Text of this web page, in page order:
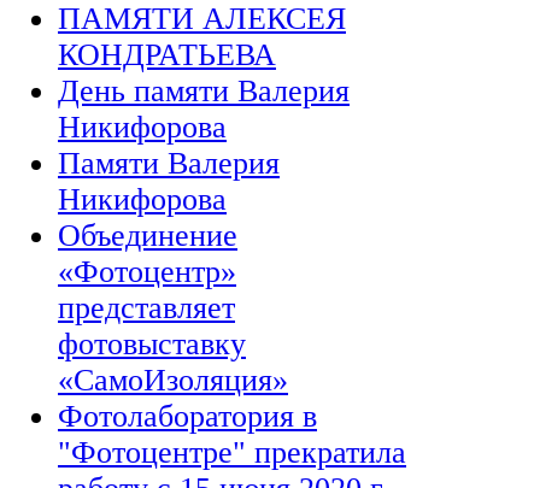
ПАМЯТИ АЛЕКСЕЯ
КОНДРАТЬЕВА
День памяти Валерия
Никифорова
Памяти Валерия
Никифорова
Объединение
«Фотоцентр»
представляет
фотовыставку
«СамоИзоляция»
Фотолаборатория в
"Фотоцентре" прекратила